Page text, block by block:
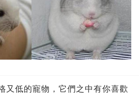
又低的寵物，它們之中有你喜歡